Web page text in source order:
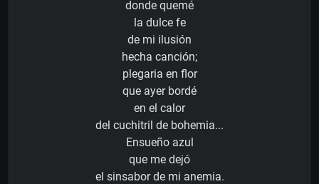
donde quemé
la dulce fe
de mi ilusión
hecha canción;
plegaria en flor
que ayer bordé
en el calor
del cuchitril de bohemia...
Ensueño azul
que me dejó
el sinsabor de mi anemia.